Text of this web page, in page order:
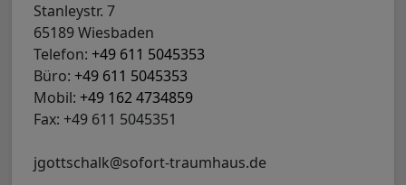
Stanleystr. 7
65189 Wiesbaden
Telefon: +49 611 5045353
Büro: +49 611 5045353
Mobil: +49 162 4734859
Fax: +49 611 5045351
jgottschalk@sofort-traumhaus.de